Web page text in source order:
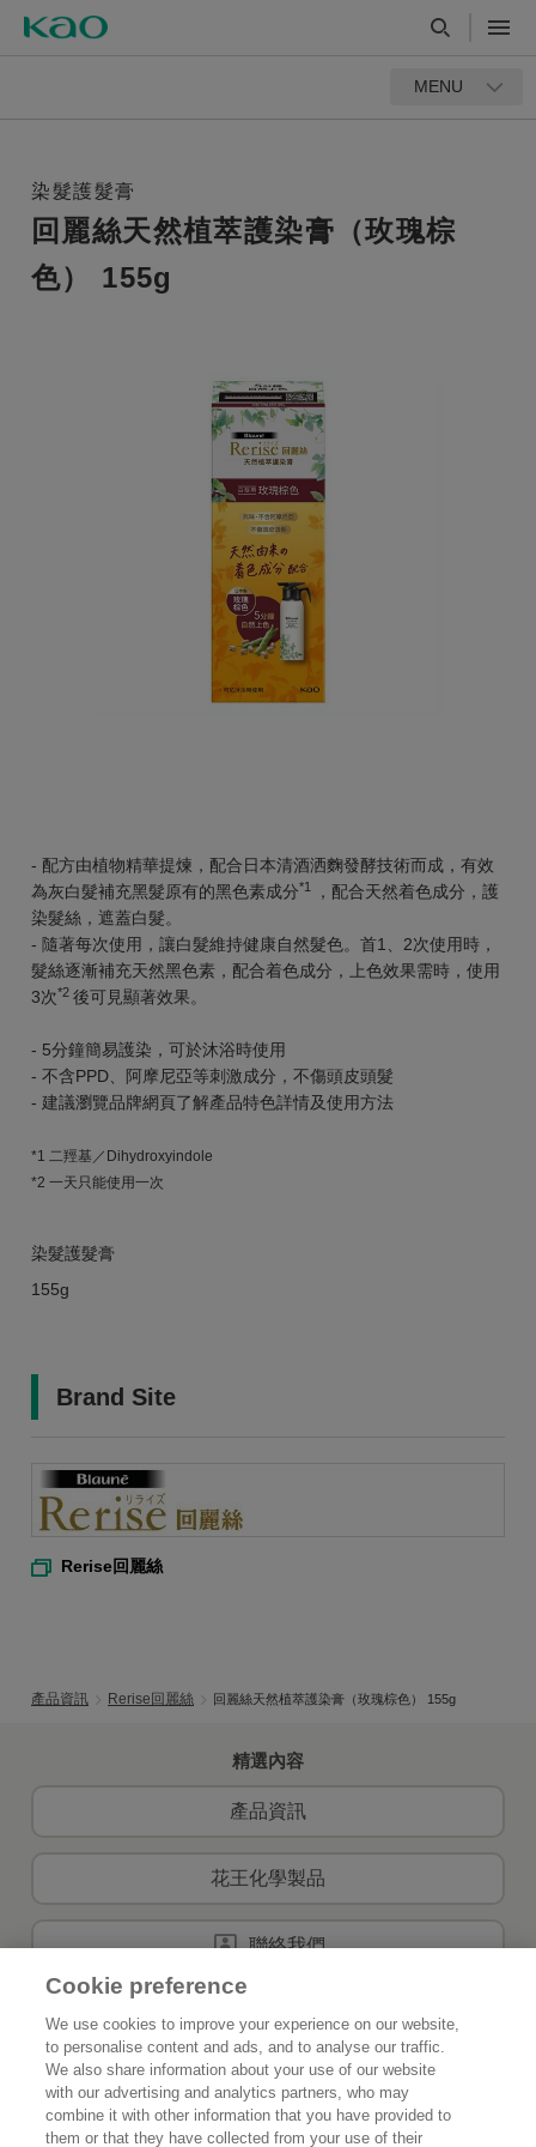
MENU
染髮護髮膏
回麗絲天然植萃護染膏（玫瑰棕
色） 155g
- 配方由植物精華提煉，配合日本清酒洒麴發酵技術而成，有效
為灰白髮補充黑髮原有的黑色素成分*1
，配合天然着色成分，護
染髮絲，遮蓋白髮。
- 隨著每次使用，讓白髮維持健康自然髮色。首1、2次使用時，
髮絲逐漸補充天然黑色素，配合着色成分，上色效果需時，使用
3次*2 後可見顯著效果。
- 5分鐘簡易護染，可於沐浴時使用
- 不含PPD、阿摩尼亞等刺激成分，不傷頭皮頭髮
- 建議瀏覽品牌網頁了解產品特色詳情及使用方法
*1 二羥基／Dihydroxyindole
*2 一天只能使用一次
染髮護髮膏
155g
Brand Site
Rerise回麗絲
產品資訊 Rerise回麗絲 回麗絲天然植萃護染膏（玫瑰棕色） 155g
精選內容
產品資訊
花王化學製品
聯絡我們
首頁 關於花王
可持續發展 創新
Cookie preference
We use cookies to improve your experience on our website,
to personalise content and ads, and to analyse our traffic.
We also share information about your use of our website
with our advertising and analytics partners, who may
combine it with other information that you have provided to
them or that they have collected from your use of their